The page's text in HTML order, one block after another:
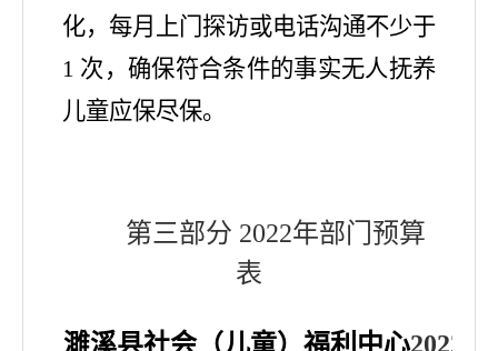
化，每月上门探访或电话沟通不少于
1 次，确保符合条件的事实无人抚养
儿童应保尽保。
第三部分 2022年部门预算
表
濉溪县社会（儿童）福利中心2022年